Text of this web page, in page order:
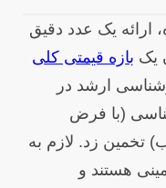
ارائه یک عدد دقیق
یک بازه قیمتی کلی
ارشد در
(با فرض
تخمین زد. لازم به
هستند و